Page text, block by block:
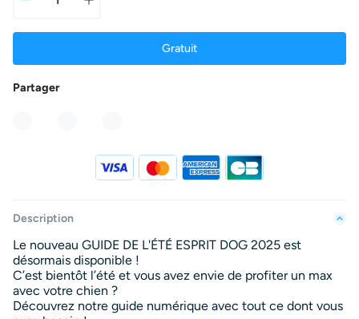
Gratuit
Partager
Description
Le nouveau GUIDE DE L'ÉTÉ ESPRIT DOG 2025 est
désormais disponible !
C’est bientôt l’été et vous avez envie de profiter un max
avec votre chien ?
Découvrez notre guide numérique avec tout ce dont vous